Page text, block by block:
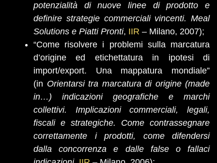
potenzialità di nuove linee di prodotto e
definire strategie commerciali vincenti. Meal
Solutions e Piatti Pronti, IIR – Milano, 2007);
“Come risolvere i problemi sulla marcatura
d’origine ed etichettatura in ipotesi di
import/export. Una mappatura mondiale”
(in Orientarsi tra marcatura di origine (made
in…) indicazioni geografiche e marchi
collettivi. Implicazioni commerciali, legali,
fiscali e strategiche. Come contrassegnare
correttamente i prodotti, come difendersi
dalla concorrenza e dalle false o fallaci